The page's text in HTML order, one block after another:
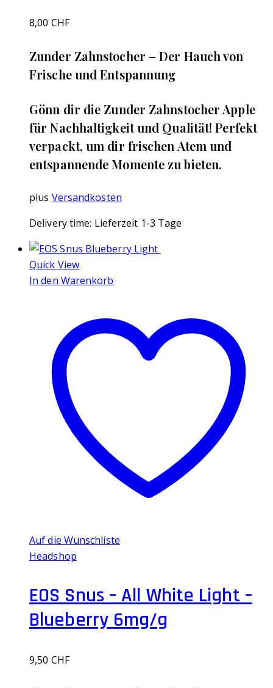
8,00 CHF
‌Zunder Zahnstocher – Der Hauch von
Frische und Entspannung
Gönn dir die Zunder Zahnstocher Apple
für Nachhaltigkeit und Qualität! Perfekt
verpackt, um dir frischen Atem und
entspannende Momente zu bieten.
plus Versandkosten
Delivery time: Lieferzeit 1-3 Tage
Quick View
In den Warenkorb
Auf die Wunschliste
Headshop
EOS Snus – All White Light –
Blueberry 6mg/g
9,50 CHF